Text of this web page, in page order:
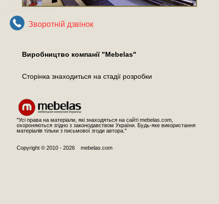
Зворотнiй дзвiнок
Виробництво компанії "Mebelas"
Cторінка знаходиться на стадії розробки
"Усі права на матеріали, які знаходяться на сайті mebelas.com,
охороняються згідно з законодавством України. Будь-яке використання
матеріалів тільки з письмової згоди автора."
Copyright © 2010 - 2026 mebelas.com